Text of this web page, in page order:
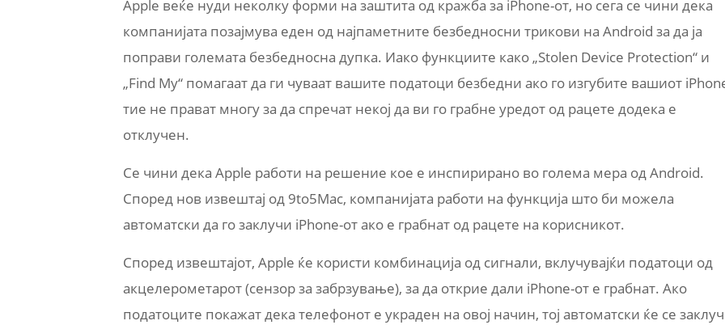
Apple веќе нуди неколку форми на заштита од кражба за iPhone-от, но сега се чини дека
компанијата позајмува еден од најпаметните безбедносни трикови на Android за да ја
поправи големата безбедносна дупка. Иако функциите како „Stolen Device Protection“ и
„Find My“ помагаат да ги чуваат вашите податоци безбедни ако го изгубите вашиот
тие не прават многу за да спречат некој да ви го грабне уредот од рацете додека е
отклучен.
Се чини дека Apple работи на решение кое е инспирирано во голема мера од Android.
Според нов извештај од 9to5Mac, компанијата работи на функција што би можела
автоматски да го заклучи iPhone-от ако е грабнат од рацете на корисникот.
Според извештајот, Apple ќе користи комбинација од сигнали, вклучувајќи податоци од
акцелерометарот (сензор за забрзување), за да открие дали iPhone-от е грабнат. Ако
податоците покажат дека телефонот е украден на овој начин, тој автоматски ќе се